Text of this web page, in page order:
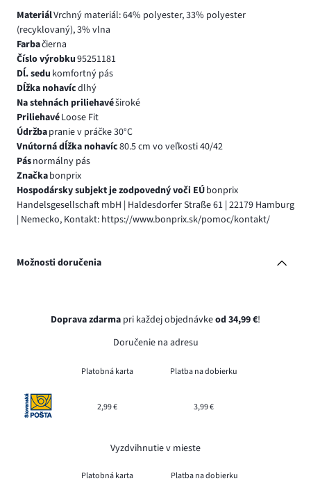
MateriálVrchný materiál: 64% polyester, 33% polyester
(recyklovaný), 3% vlna
Farbačierna
Číslo výrobku95251181
Dĺ. sedu komfortný pás
Dĺžka nohavícdlhý
Na stehnách priliehavéširoké
PriliehavéLoose Fit
Údržbapranie v práčke 30°C
Vnútorná dĺžka nohavíc80.5 cm vo veľkosti 40/42
Pásnormálny pás
Značkabonprix
Hospodársky subjekt je zodpovedný voči EÚbonprix
Handelsgesellschaft mbH | Haldesdorfer Straße 61 | 22179 Hamburg
| Nemecko, Kontakt: https://www.bonprix.sk/pomoc/kontakt/
Možnosti doručenia
Doprava zdarma pri každej objednávkeod 34,99 €!
Doručenie na adresu
Platobná karta Platba na dobierku
2,99 € 3,99 €
Vyzdvihnutie v mieste
Platobná karta Platba na dobierku